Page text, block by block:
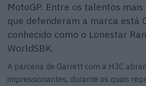
MotoGP. Entre os talentos
que defenderam a marca está
conhecido como o Lonestar
WorldSBK.
A parceria de Garrett com a HJC
impressionantes, durante os quais